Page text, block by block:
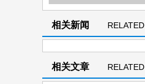
相关新闻
RELATED
NEWS
相关文章
RELATED